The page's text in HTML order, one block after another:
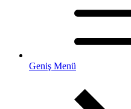
Geniş Menü